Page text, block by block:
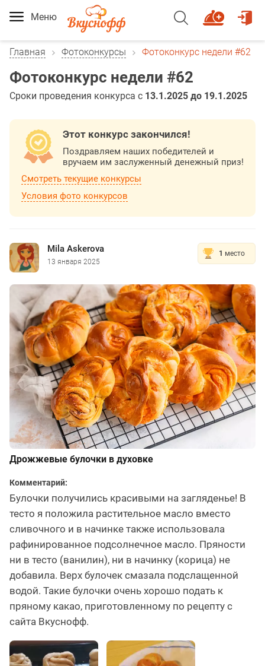
Меню
Главная Фотоконкурсы Фотоконкурс недели #62
Фотоконкурс недели #62
Сроки проведения конкурса с 13.1.2025 до 19.1.2025
Этот конкурс закончился!
Поздравляем наших победителей и
вручаем им заслуженный денежный приз!
Смотреть текущие конкурсы
Условия фото конкурсов
1 место
Mila Askerova
13 января 2025
Дрожжевые булочки в духовке
Комментарий:
Булочки получились красивыми на загляденье! В
тесто я положила растительное масло вместо
сливочного и в начинке также использовала
рафинированное подсолнечное масло. Пряности
ни в тесто (ванилин), ни в начинку (корица) не
добавила. Верх булочек смазала подслащенной
водой. Такие булочки очень хорошо подать к
пряному какао, приготовленному по рецепту с
сайта Вкуснофф.